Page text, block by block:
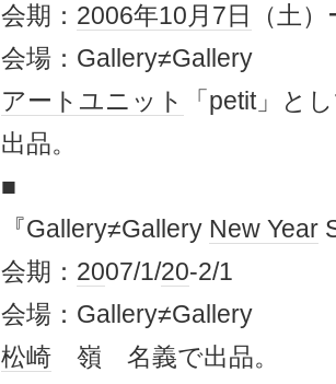
会期： 2006年10月7日
（土）
会場：Gallery≠Gallery
アート ユニット
「petit」と
出品。
■
『Gallery≠Gallery New Year
会期： 2007/1/20-2/1
会場：Gallery≠Gallery
松崎 嶺 名義で出品。